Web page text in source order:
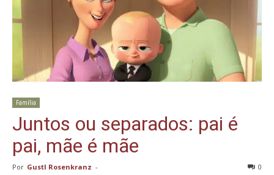
Família
Juntos ou separados: pai é
pai, mãe é mãe
Por Gustl Rosenkranz - 0